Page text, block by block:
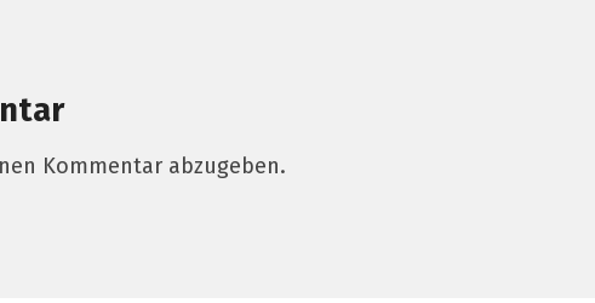
Kommentar abzugeben.